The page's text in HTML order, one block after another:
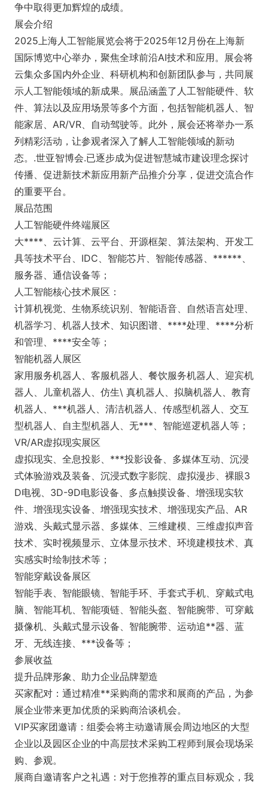
争中取得更加辉煌的成绩。
展会介绍
2025上海人工智能展览会将于2025年12月份在上海新
国际博览中心举办，聚焦全球前沿AI技术和应用。展会将
云集众多国内外企业、科研机构和创新团队参与，共同展
示人工智能领域的新成果。展品涵盖了人工智能硬件、软
件、算法以及应用场景等多个方面，包括智能机器人、智
能家居、AR/VR、自动驾驶等。此外，展会还将举办一系
列精彩活动，让参观者深入了解人工智能领域的新动
态。.世亚智博会.已逐步成为促进智慧城市建设理念探讨
传播、促进新技术新应用新产品推介分享，促进交流合作
的重要平台。
展品范围
人工智能硬件终端展区
大****、云计算、云平台、开源框架、算法架构、开发工
具等技术平台、IDC、智能芯片、智能传感器、******、
服务器、通信设备等；
人工智能核心技术展区：
计算机视觉、生物系统识别、智能语音、自然语言处理、
机器学习、机器人技术、知识图谱、****处理、****分析
和管理、****安全等；
智能机器人展区
家用服务机器人、客服机器人、餐饮服务机器人、迎宾机
器人、儿童机器人、仿生\ 真机器人、拟脑机器人、教育
机器人、***机器人、清洁机器人、传感型机器人、交互
型机器人、自主型机器人、无***、智能巡逻机器人等；
VR/AR虚拟现实展区
虚拟现实、全息投影、***投影设备、多媒体互动、沉浸
式体验游戏及装备、沉浸式数字影院、虚拟漫步、裸眼3
D电视、3D-9D电影设备、多点触摸设备、增强现实软
件、增强现实设备、增强现实技术、增强现实产品、AR
游戏、头戴式显示器、多媒体、三维建模、三维虚拟声音
技术、实时视频显示、立体显示技术、环境建模技术、真
实感实时绘制技术等；
智能穿戴设备展区
智能手表、智能眼镜、智能手环、手套式手机、穿戴式电
脑、智能耳机、智能项链、智能头盔、智能腕带、可穿戴
摄像机、头戴式显示设备、智能腕带、运动追**器、蓝
牙、无线连接、***设备等；
参展收益
提升品牌形象、助力企业品牌塑造
买家配对：通过精准**采购商的需求和展商的产品，为参
展企业带来更加优质的采购商洽谈机会。
VIP买家团邀请：组委会将主动邀请展会周边地区的大型
企业以及园区企业的中高层技术采购工程师到展会现场采
购、参观。
展商自邀请客户之礼遇：对于您推荐的重点目标观众，我